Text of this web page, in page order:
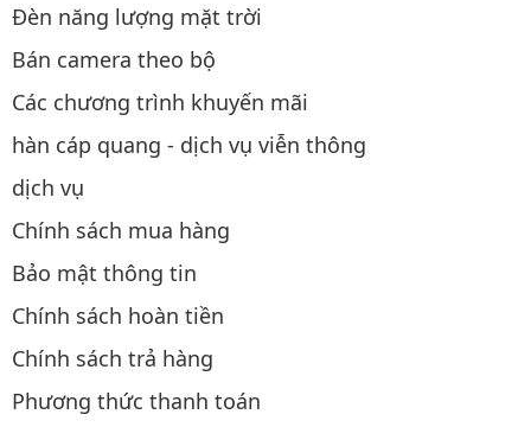
Đèn năng lượng mặt trời
Bán camera theo bộ
Các chương trình khuyến mãi
hàn cáp quang - dịch vụ viễn thông
dịch vụ
Chính sách mua hàng
Bảo mật thông tin
Chính sách hoàn tiền
Chính sách trả hàng
Phương thức thanh toán